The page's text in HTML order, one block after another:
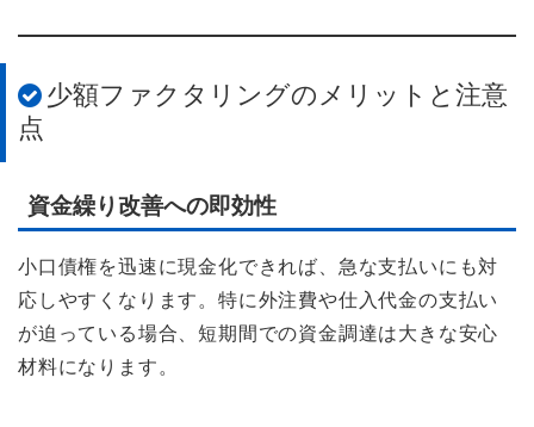
少額ファクタリングのメリットと注意
点
資金繰り改善への即効性
小口債権を迅速に現金化できれば、急な支払いにも対
応しやすくなります。特に外注費や仕入代金の支払い
が迫っている場合、短期間での資金調達は大きな安心
材料になります。